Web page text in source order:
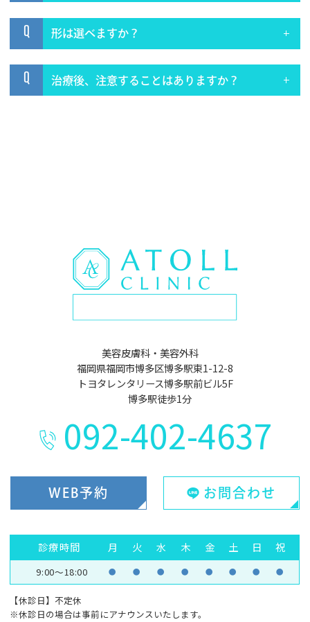
Q 形は選べますか？
Q 治療後、注意することはありますか？
美容皮膚科・美容外科
福岡県福岡市博多区博多駅東1-12-8
トヨタレンタリース博多駅前ビル5F
博多駅徒歩1分
092-402-4637
WEB予約 お問合わせ
診療時間 月 火 水 木 金 土 日 祝
9:00～18:00 ● ● ● ● ● ● ● ●
【休診日】不定休
※休診日の場合は事前にアナウンスいたします。